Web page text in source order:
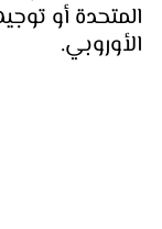
المتحدة أو
الأوروبي.